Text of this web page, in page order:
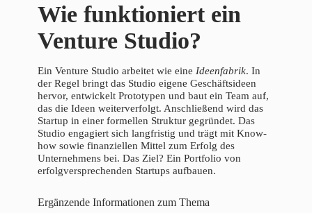
Wie funktioniert ein
Venture Studio?
Ein Venture Studio arbeitet wie eine Ideenfabrik. In
der Regel bringt das Studio eigene Geschäftsideen
hervor, entwickelt Prototypen und baut ein Team auf,
das die Ideen weiterverfolgt. Anschließend wird das
Startup in einer formellen Struktur gegründet. Das
Studio engagiert sich langfristig und trägt mit Know-
how sowie finanziellen Mittel zum Erfolg des
Unternehmens bei. Das Ziel? Ein Portfolio von
erfolgversprechenden Startups aufbauen.
Ergänzende Informationen zum Thema